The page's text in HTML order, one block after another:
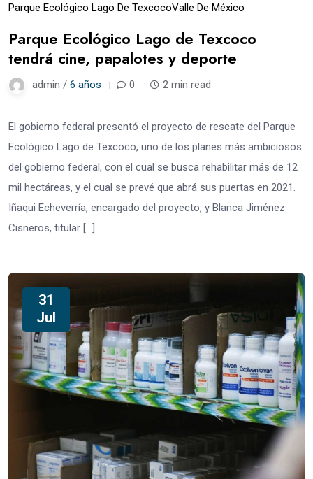
Parque Ecológico Lago De TexcocoValle De México
Parque Ecológico Lago de Texcoco
tendrá cine, papalotes y deporte
admin / 6 años 0 2 min read
El gobierno federal presentó el proyecto de rescate del Parque
Ecológico Lago de Texcoco, uno de los planes más ambiciosos
del gobierno federal, con el cual se busca rehabilitar más de 12
mil hectáreas, y el cual se prevé que abrá sus puertas en 2021.
Iñaqui Echeverría, encargado del proyecto, y Blanca Jiménez
Cisneros, titular […]
31
Jul